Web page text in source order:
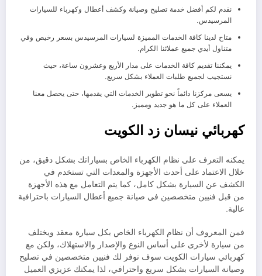
نقدم لكم أفضل خدمة تصليح وصيانة وكشف أعطال وكهرباء للسيارات
المرسيدس.
متاح لدينا كافة الخدمات المميزة لسيارات المرسيدس بسعر رخيص وفي
متناول أيدي جميع عملائنا الكرام.
يمكننا تقديم كافة الخدمات على مدار الأربع وعشرون ساعة، حيث
نستجيب لجميع طلبات العملاء بشكل سريع.
يسعى مركزنا دائماً نحو تطوير الخدمات التي يقدمها، حتى يحصل معنا
العملاء على كل ما هو جديد ومميز.
كهربائي نيسان زد الكويت
يمكنه التعرف على نظام الكهرباء الخاص بسياراتك بشكل دقيق، من
خلال الاعتماد على أحدث الأجهزة والمعدات التي تستخدم في
الكشف عن السيارة بشكل كامل، كما يتم التعامل مع هذه الأجهزة
من قبل فنيين متخصصين في صيانة جميع أعطال السيارات باحترافية
عالية.
فمن المعروف أن نظام الكهرباء الخاص بكل سيارة معقد ويختلف
من سيارة لأخرى على أساس النوع والإصدار والاستهلاك، ولكن مع
كهربائي سيارات الكويت سوف نوفر لك فنيين متخصصين في تصليح
وصيانة السيارات بشكل سريع واحترافي، لذا يمكنك عزيزي العميل